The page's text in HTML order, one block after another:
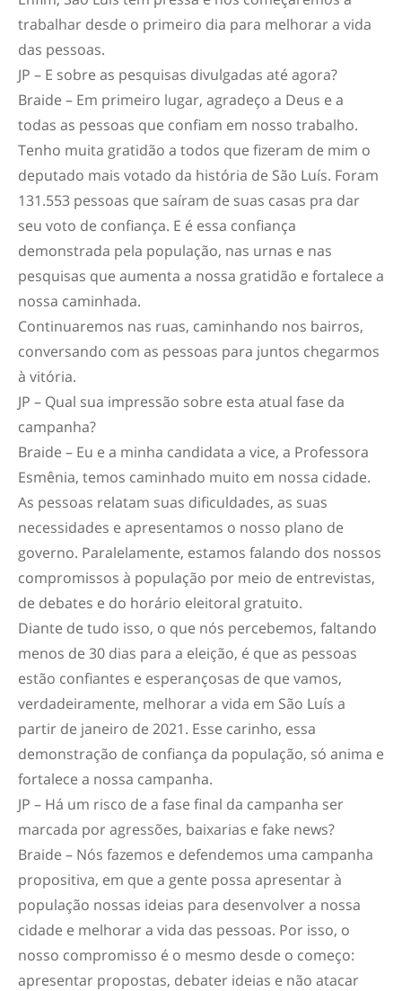
trabalhar desde o primeiro dia para melhorar a vida
das pessoas.
JP – E sobre as pesquisas divulgadas até agora?
Braide – Em primeiro lugar, agradeço a Deus e a
todas as pessoas que confiam em nosso trabalho.
Tenho muita gratidão a todos que fizeram de mim o
deputado mais votado da história de São Luís. Foram
131.553 pessoas que saíram de suas casas pra dar
seu voto de confiança. E é essa confiança
demonstrada pela população, nas urnas e nas
pesquisas que aumenta a nossa gratidão e fortalece a
nossa caminhada.
Continuaremos nas ruas, caminhando nos bairros,
conversando com as pessoas para juntos chegarmos
à vitória.
JP – Qual sua impressão sobre esta atual fase da
campanha?
Braide – Eu e a minha candidata a vice, a Professora
Esmênia, temos caminhado muito em nossa cidade.
As pessoas relatam suas dificuldades, as suas
necessidades e apresentamos o nosso plano de
governo. Paralelamente, estamos falando dos nossos
compromissos à população por meio de entrevistas,
de debates e do horário eleitoral gratuito.
Diante de tudo isso, o que nós percebemos, faltando
menos de 30 dias para a eleição, é que as pessoas
estão confiantes e esperançosas de que vamos,
verdadeiramente, melhorar a vida em São Luís a
partir de janeiro de 2021. Esse carinho, essa
demonstração de confiança da população, só anima e
fortalece a nossa campanha.
JP – Há um risco de a fase final da campanha ser
marcada por agressões, baixarias e fake news?
Braide – Nós fazemos e defendemos uma campanha
propositiva, em que a gente possa apresentar à
população nossas ideias para desenvolver a nossa
cidade e melhorar a vida das pessoas. Por isso, o
nosso compromisso é o mesmo desde o começo:
apresentar propostas, debater ideias e não atacar